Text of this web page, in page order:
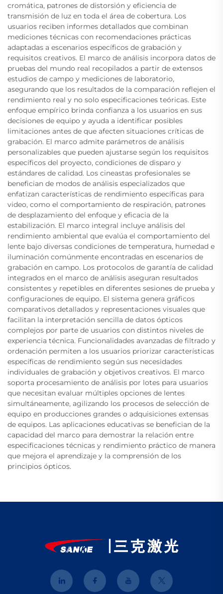
cromática, patrones de distorsión y eficiencia de
transmisión de luz en toda el área de cobertura. Los
usuarios reciben informes detallados que combinan
mediciones técnicas con recomendaciones prácticas
adaptadas a escenarios específicos de grabación y
requisitos creativos. El marco de análisis incorpora datos de
pruebas del mundo real recopilados a partir de extensos
estudios de campo y mediciones de laboratorio,
asegurando que los resultados de la comparación reflejen el
rendimiento real y no solo especificaciones teóricas. Este
enfoque empírico brinda confianza a los usuarios en sus
decisiones de equipo y ayuda a identificar posibles
limitaciones antes de que afecten situaciones críticas de
grabación. El marco admite parámetros de análisis
personalizables que pueden ajustarse según los requisitos
específicos del proyecto, condiciones de disparo y
estándares de calidad. Los cineastas profesionales se
benefician de modos de análisis especializados que
enfatizan características de rendimiento específicas para
video, como el comportamiento de respiración, patrones
de desplazamiento del enfoque y eficacia de la
estabilización. El marco integral incluye análisis del
rendimiento ambiental que evalúa el comportamiento del
lente bajo diversas condiciones de temperatura, humedad e
iluminación comúnmente encontradas en escenarios de
grabación en campo. Los protocolos de garantía de calidad
integrados en el marco de análisis aseguran resultados
consistentes y repetibles en diferentes sesiones de prueba y
configuraciones de equipo. El sistema genera gráficos
comparativos detallados y representaciones visuales que
facilitan la interpretación sencilla de datos ópticos
complejos por parte de usuarios con distintos niveles de
experiencia técnica. Funcionalidades avanzadas de filtrado y
ordenación permiten a los usuarios priorizar características
específicas de rendimiento según sus necesidades
individuales de grabación y objetivos creativos. El marco
soporta procesamiento de análisis por lotes para usuarios
que necesitan evaluar múltiples opciones de lentes
simultáneamente, agilizando los procesos de selección de
equipo en producciones grandes o adquisiciones extensas
de equipos. Las aplicaciones educativas se benefician de la
capacidad del marco para demostrar la relación entre
especificaciones técnicas y rendimiento práctico de manera
que mejora el aprendizaje y la comprensión de los
principios ópticos.